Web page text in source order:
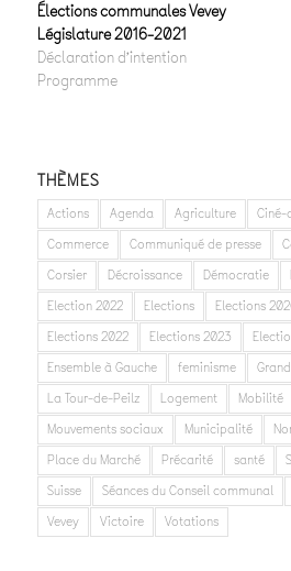
Élections communales Vevey
Législature 2016-2021
Déclaration d’intention
Programme
THÈMES
Actions Agenda Agriculture Ciné-
Commerce
Communiqué de presse
Corsier
Décroissance Démocratie
Election 2022
Elections Elections
Elections 2022
Elections 2023
Ensemble à Gauche
feminisme
La Tour-de-Peilz
Logement Mobilité
Mouvements sociaux
Municipalité
Place du Marché
Précarité santé
Suisse
Séances du Conseil communal
Vevey
Victoire Votations